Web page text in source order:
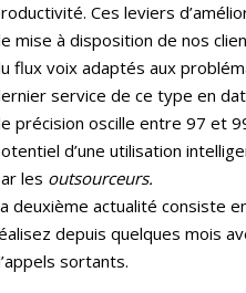
Ces leviers
mise à disposition de nos
flux voix adaptés aux
service de ce type en
précision oscille entre 97 et
d’une utilisation
les outsourceurs.
deuxième actualité consiste
depuis quelques mois
sortants.